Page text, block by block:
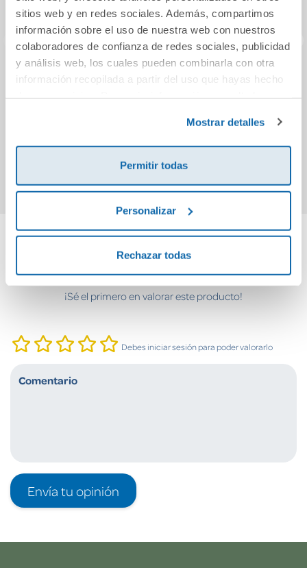
sitios web y en redes sociales. Además, compartimos
información sobre el uso de nuestra web con nuestros
colaboradores de confianza de redes sociales, publicidad
y análisis web, los cuales pueden combinarla con otra
información recopilada a partir del uso que hayas hecho
Mostrar detalles
Permitir todas
Personalizar
Rechazar todas
La bruja Pelusa 1:
Caperuza
Comprar
Mi
Cuéntanos tu opinión
¡Sé el primero en valorar este producto!
Debes iniciar sesión para poder valorarlo
Envía tu opinión